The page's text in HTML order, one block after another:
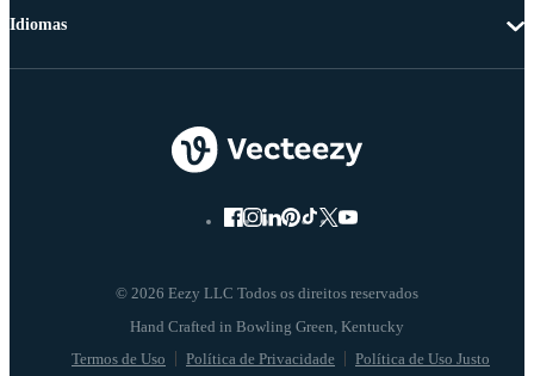
© 2026 Eezy LLC Todos os direitos reservados
Termos de Uso Política de Privacidade Política de Uso Justo
Idiomas